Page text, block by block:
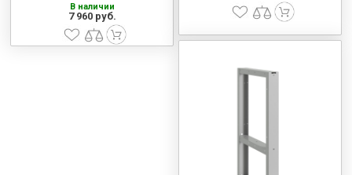
В наличии
7 960 руб.